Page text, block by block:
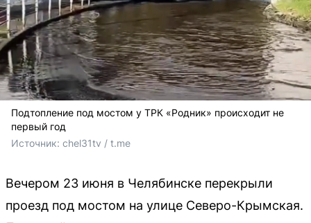
Подтопление под мостом у ТРК «Родник» происходит не
первый год
Источник: chel31tv / t.me
Вечером 23 июня в Челябинске перекрыли
проезд под мостом на улице Северо-Крымская.